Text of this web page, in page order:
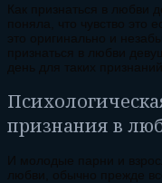
Как признаться в любви
поняла, что чувство это
это оригинально и
признаться в любви
день для таких признаний!
признания в
И молодые парни и
любви, обычно прежде